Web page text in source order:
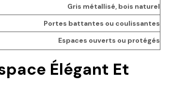
Gris métallisé, bois naturel
Portes battantes ou coulissantes
Espaces ouverts ou protégés
Élégant Et